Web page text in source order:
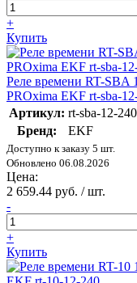
+
Купить
Реле времени RT-SBA
PROxima EKF rt-sba-
Артикул: rt-sba-12-240
Бренд:
EKF
Доступно к заказу 5 шт.
Обновлено 06.08.2026
Цена:
2 659.44 руб. / шт.
-
+
Купить